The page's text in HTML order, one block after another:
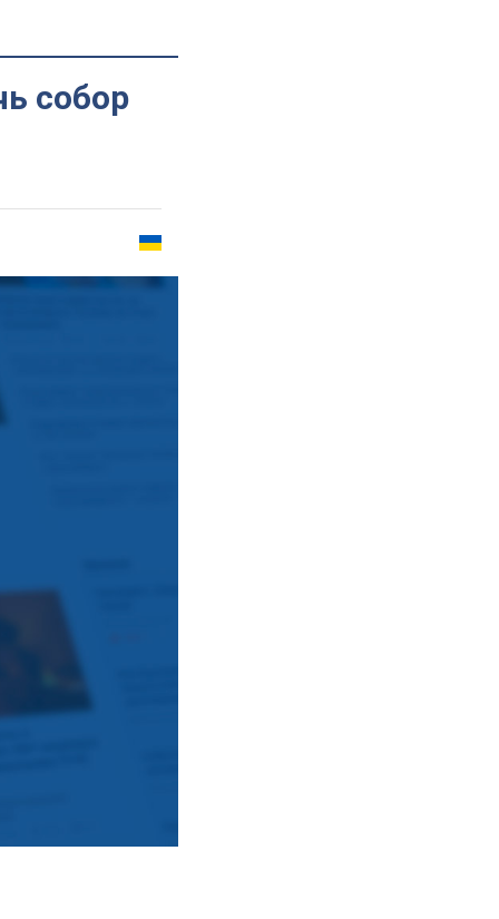
собор